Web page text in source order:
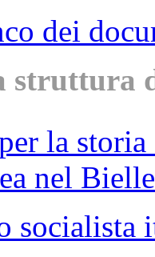
dei
struttura
la storia
nel
socialista